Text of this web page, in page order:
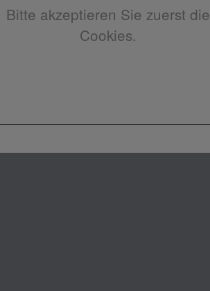
Bitte akzeptieren Sie zuerst die
Cookies.